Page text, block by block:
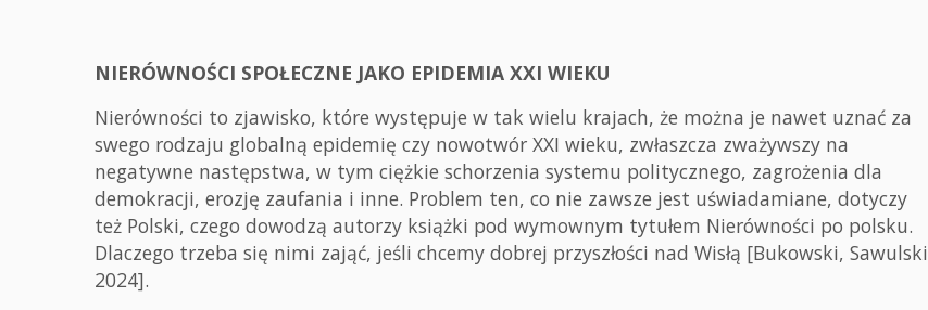
NIERÓWNOŚCI SPOŁECZNE JAKO EPIDEMIA XXI WIEKU
Nierówności to zjawisko, które występuje w tak wielu krajach, że można je nawet uznać za
swego rodzaju globalną epidemię czy nowotwór XXI wieku, zwłaszcza zważywszy na
negatywne następstwa, w tym ciężkie schorzenia systemu politycznego, zagrożenia dla
demokracji, erozję zaufania i inne. Problem ten, co nie zawsze jest uświadamiane, dotyczy
też Polski, czego dowodzą autorzy książki pod wymownym tytułem Nierówności po polsku.
Dlaczego trzeba się nimi zająć, jeśli chcemy dobrej przyszłości nad Wisłą [Bukowski, Sawulski
2024].